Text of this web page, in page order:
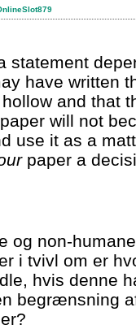
statement
have written
and that
will not
use it as a
paper a
og non-
i tvivl om er
hvis denne
begrænsning